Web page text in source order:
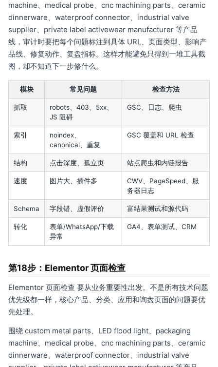
machine、medical probe、cnc machining parts、ceramic
dinnerware、waterproof connector、industrial valve
supplier、private label activewear manufacturer 等产品
线，审计时要把每个问题标注到具体 URL、页面类型、影响产
品线、修复动作、复盘指标。这样才能避免只得到一堆工具截
图，却不知道下一步修什么。
模块 常见问题 检查方法
抓取
robots、403、5xx、
JS 阻碍
GSC、日志、爬虫
索引
noindex、
canonical、重复
GSC 覆盖和 URL 检查
结构 点击深度、孤立页 站点爬虫和内链报告
速度 图片大、插件多
CWV、PageSpeed、服
务器日志
Schema 字段错、虚假评价 富结果测试和源代码
转化
表单/WhatsApp/下载
异常
GA4、表单测试、CRM
第18步：Elementor 页面检查
Elementor 页面检查 要从业务重要性出发。不是所有技术问题
优先级都一样，核心产品、分类、应用和询盘页面的问题要优
先处理。
围绕 custom metal parts、LED flood light、packaging
machine、medical probe、cnc machining parts、ceramic
dinnerware、waterproof connector、industrial valve